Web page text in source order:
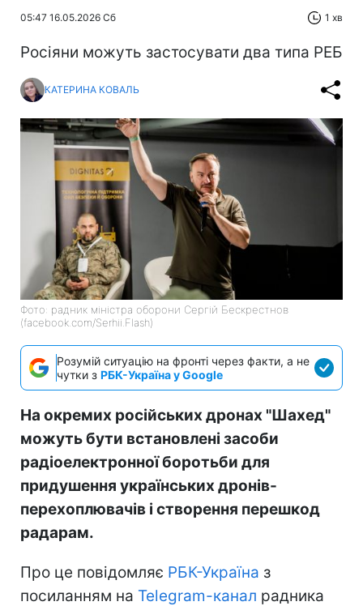
05:47 16.05.2026 Сб 1 хв
Росіяни можуть застосувати два типа РЕБ
КАТЕРИНА КОВАЛЬ
Фото: радник міністра оборони Сергій Бескрестнов
(facebook.com/Serhii.Flash)
Розумій ситуацію на фронті через факти, а не
чутки з РБК-Україна у Google
На окремих російських дронах "Шахед"
можуть бути встановлені засоби
радіоелектронної боротьби для
придушення українських дронів-
перехоплювачів і створення перешкод
радарам.
Про це повідомляє РБК-Україна з
посиланням на Telegram-канал радника